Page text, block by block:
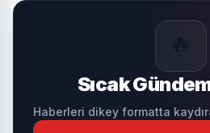
Sıcak
Haberleri dikey formatta